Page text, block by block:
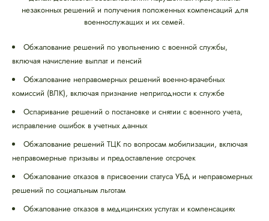
незаконных решений и получения положенных компенсаций для
военнослужащих и их семей.
Обжалование решений по увольнению с военной службы,
включая начисление выплат и пенсий
Обжалование неправомерных решений военно-врачебных
комиссий (ВЛК), включая признание непригодности к службе
Оспаривание решений о постановке и снятии с военного учета,
исправление ошибок в учетных данных
Обжалование решений ТЦК по вопросам мобилизации, включая
неправомерные призывы и предоставление отсрочек
Обжалование отказов в присвоении статуса УБД и неправомерных
решений по социальным льготам
Обжалование отказов в медицинских услугах и компенсациях